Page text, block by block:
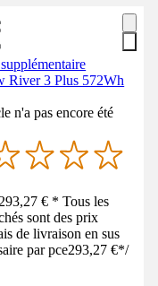
River 3 Plus 572Wh
n'a pas encore été
€ * Tous les
sont des prix
de livraison en sus
par pce293,27 €*/